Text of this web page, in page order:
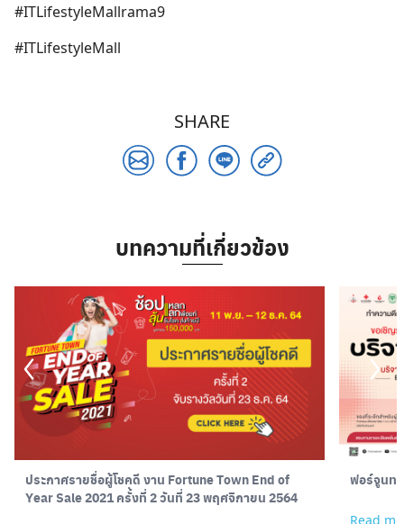
#ITLifestyleMallrama9
#ITLifestyleMall
SHARE
บทความที่เกี่ยวข้อง
ประกาศรายชื่อผู้โชคดี งาน Fortune Town End of
Year Sale 2021 ครั้งที่ 2 วันที่ 23 พฤศจิกายน 2564
ฟอร์จูนท
Read